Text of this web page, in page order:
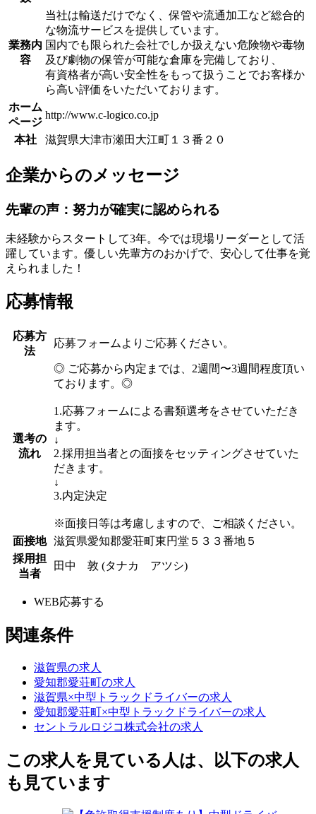
業務内
容
当社は輸送だけでなく、保管や流通加工など総合的
な物流サービスを提供しています。
国内でも限られた会社でしか扱えない危険物や毒物
及び劇物の保管が可能な倉庫を完備しており、
有資格者が高い安全性をもって扱うことでお客様か
ら高い評価をいただいております。
ホーム
ページ
http://www.c-logico.co.jp
本社 滋賀県大津市瀬田大江町１３番２０
企業からのメッセージ
先輩の声：努力が確実に認められる
未経験からスタートして3年。今では現場リーダーとして活
躍しています。優しい先輩方のおかげで、安心して仕事を覚
えられました！
応募情報
応募方
法
応募フォームよりご応募ください。
選考の
流れ
◎ ご応募から内定までは、2週間〜3週間程度頂い
ております。◎
1.応募フォームによる書類選考をさせていただき
ます。
↓
2.採用担当者との面接をセッティングさせていた
だきます。
↓
3.内定決定
※面接日等は考慮しますので、ご相談ください。
面接地
滋賀県愛知郡愛荘町東円堂５３３番地５
採用担
当者
田中 敦 (タナカ アツシ)
WEB応募する
関連条件
滋賀県の求人
愛知郡愛荘町の求人
滋賀県×中型トラックドライバーの求人
愛知郡愛荘町×中型トラックドライバーの求人
セントラルロジコ株式会社の求人
この求人を見ている人は、以下の求人
も見ています